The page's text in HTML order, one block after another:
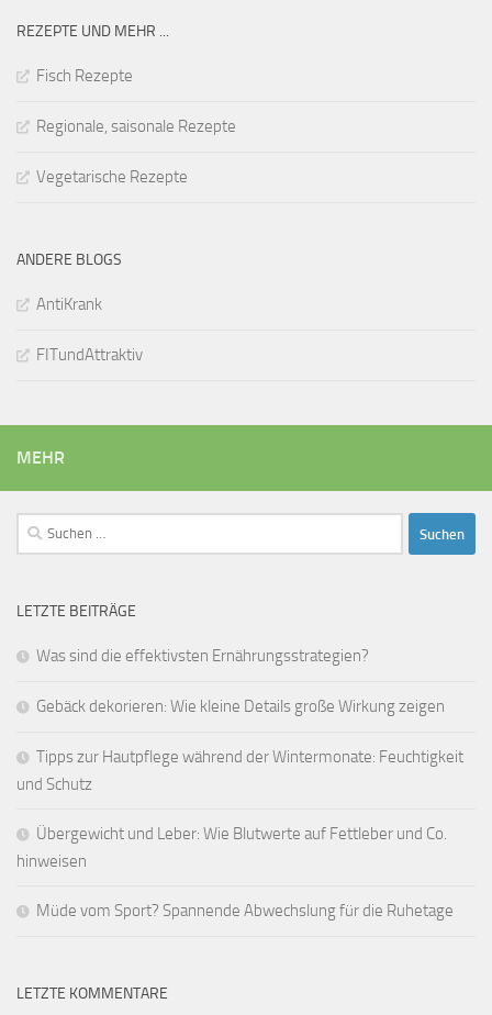
REZEPTE UND MEHR ...
Fisch Rezepte
Regionale, saisonale Rezepte
Vegetarische Rezepte
ANDERE BLOGS
AntiKrank
FITundAttraktiv
MEHR
Suchen
nach:
LETZTE BEITRÄGE
Was sind die effektivsten Ernährungsstrategien?
Gebäck dekorieren: Wie kleine Details große Wirkung zeigen
Tipps zur Hautpflege während der Wintermonate: Feuchtigkeit
und Schutz
Übergewicht und Leber: Wie Blutwerte auf Fettleber und Co.
hinweisen
Müde vom Sport? Spannende Abwechslung für die Ruhetage
LETZTE KOMMENTARE